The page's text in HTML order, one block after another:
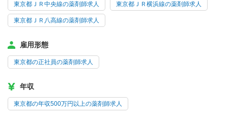
東京都ＪＲ中央線の薬剤師求人 東京都ＪＲ横浜線の薬剤師求人
東京都ＪＲ八高線の薬剤師求人
雇用形態
東京都の正社員の薬剤師求人
年収
東京都の年収500万円以上の薬剤師求人